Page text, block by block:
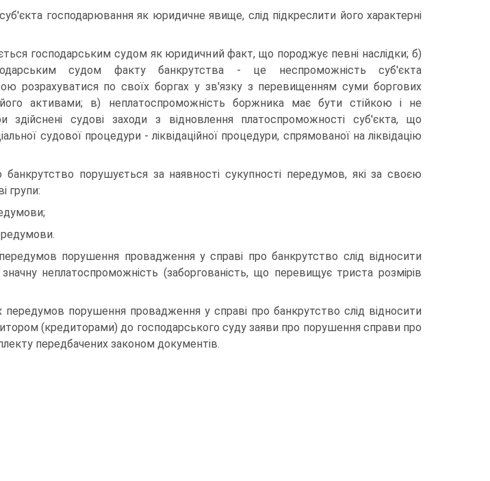
господарювання як юридичне явище, слід підкреслити його характерні
господарським судом як юридичний факт, що породжує певні наслідки; б)
судом факту банкрутства - це неспроможність суб'єкта
розрахуватися по своїх боргах у зв'язку з перевищенням су­ми боргових
активами; в) неплатоспроможність боржника має бути стійкою і не
здійснені судові заходи з від­новлення платоспроможності суб'єкта, що
судової процедури - ліквідаційної про­цедури, спрямованої на ліквідацію
порушується за наявності сукупності передумов, які за своєю
групи:
порушення прова­дження у справі про банкрутство слід відносити
неплатоспроможність (заборгованість, що перевищує триста розмірів
порушення про­вадження у справі про банкрутство слід відносити
(кредиторами) до господарського суду заяви про порушення справи про
передбачених законом документів.